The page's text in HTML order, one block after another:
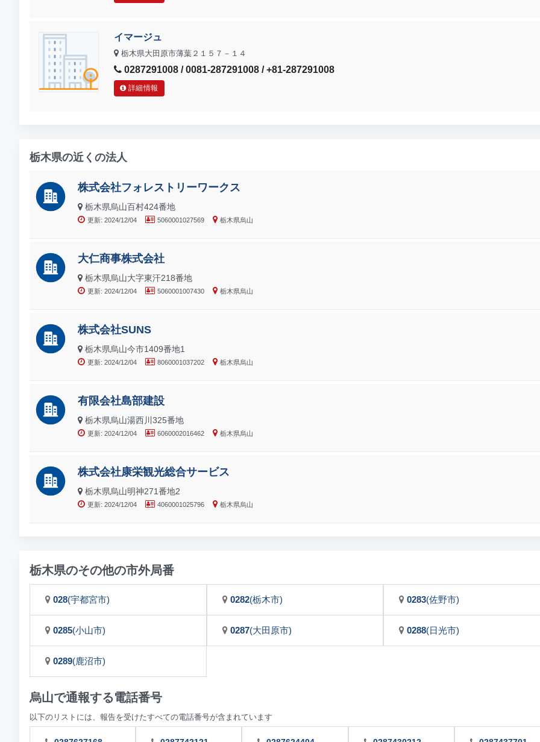
イマージュ
栃木県大田原市薄葉２１５７－１４
0287291008 / 0081-287291008 / +81-287291008
詳細情報
栃木県の近くの法人
株式会社フォレストリーワークス
栃木県烏山百村424番地
更新: 2024/12/04 5060001027569 栃木県烏山
大仁商事株式会社
栃木県烏山大字東汗218番地
更新: 2024/12/04 5060001007430 栃木県烏山
株式会社SUNS
栃木県烏山今市1409番地1
更新: 2024/12/04 8060001037202 栃木県烏山
有限会社島部建設
栃木県烏山湯西川325番地
更新: 2024/12/04 6060002016462 栃木県烏山
株式会社康栄観光総合サービス
栃木県烏山明神271番地2
更新: 2024/12/04 4060001025796 栃木県烏山
栃木県のその他の市外局番
028(宇都宮市) 0282(栃木市) 0283(佐野市)
0285(小山市) 0287(大田原市) 0288(日光市)
0289(鹿沼市)
烏山で通報する電話番号
以下のリストには、報告を受けたすべての電話番号が含まれています